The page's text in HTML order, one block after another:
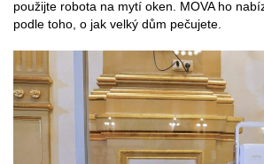
použijte robota na mytí oken. MOVA ho
podle toho, o jak velký dům pečujete.